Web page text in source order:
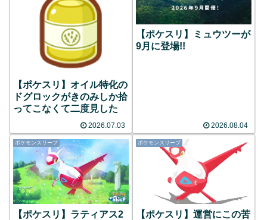
【ポケスリ】オイル特化の
ドグロックがきのみしか拾
ってこなくて二度見した
2026.07.03
【ポケスリ】ミュウツーが
9月に登場!!
2026.08.04
ポケモンスリープ
【ポケスリ】ラティアス2
ポケモンスリープ
【ポケスリ】運営にこの苦